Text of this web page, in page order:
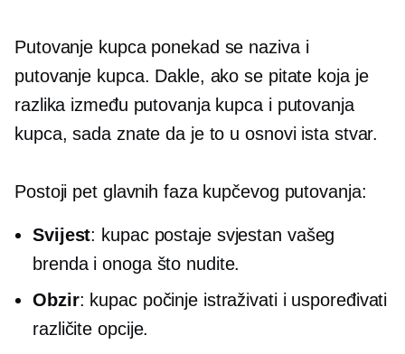
Putovanje kupca ponekad se naziva i
putovanje kupca. Dakle, ako se pitate koja je
razlika između putovanja kupca i putovanja
kupca, sada znate da je to u osnovi ista stvar.
Postoji pet glavnih faza kupčevog putovanja:
Svijest: kupac postaje svjestan vašeg
brenda i onoga što nudite.
Obzir: kupac počinje istraživati ​​i uspoređivati
​​različite opcije.